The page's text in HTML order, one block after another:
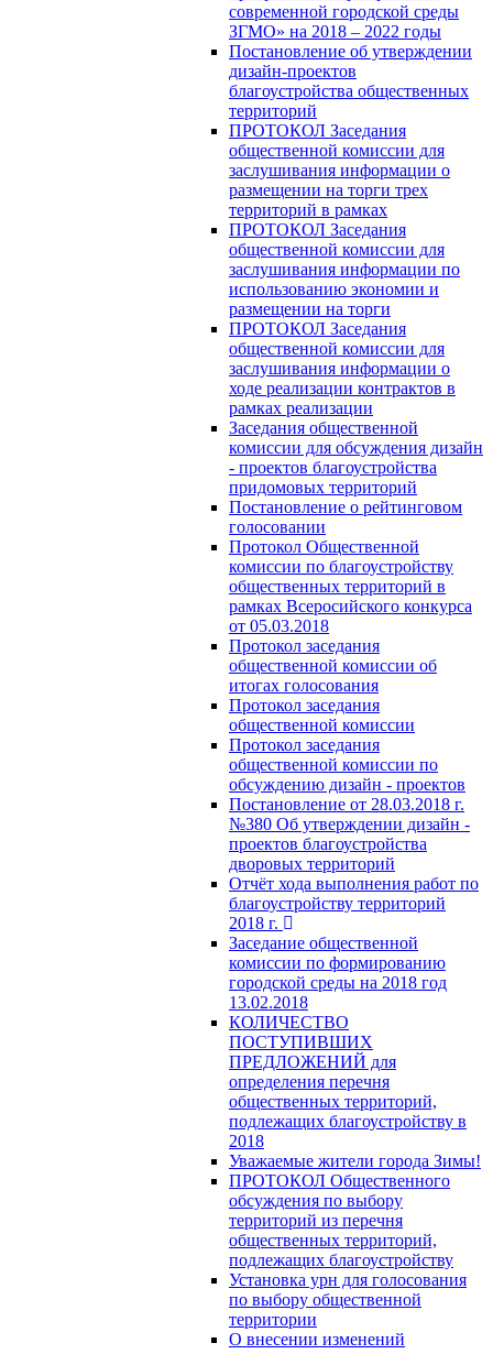
современной городской среды
ЗГМО» на 2018 – 2022 годы
Постановление об утверждении
дизайн-проектов
благоустройства общественных
территорий
ПРОТОКОЛ Заседания
общественной комиссии для
заслушивания информации о
размещении на торги трех
территорий в рамках
ПРОТОКОЛ Заседания
общественной комиссии для
заслушивания информации по
использованию экономии и
размещении на торги
ПРОТОКОЛ Заседания
общественной комиссии для
заслушивания информации о
ходе реализации контрактов в
рамках реализации
Заседания общественной
комиссии для обсуждения дизайн
- проектов благоустройства
придомовых территорий
Постановление о рейтинговом
голосовании
Протокол Общественной
комиссии по благоустройству
общественных территорий в
рамках Всеросийского конкурса
от 05.03.2018
Протокол заседания
общественной комиссии об
итогах голосования
Протокол заседания
общественной комиссии
Протокол заседания
общественной комиссии по
обсуждению дизайн - проектов
Постановление от 28.03.2018 г.
№380 Об утверждении дизайн -
проектов благоустройства
дворовых территорий
Отчёт хода выполнения работ по
благоустройству территорий
2018 г.
Заседание общественной
комиссии по формированию
городской среды на 2018 год
13.02.2018
КОЛИЧЕСТВО
ПОСТУПИВШИХ
ПРЕДЛОЖЕНИЙ для
определения перечня
общественных территорий,
подлежащих благоустройству в
2018
Уважаемые жители города Зимы!
ПРОТОКОЛ Общественного
обсуждения по выбору
территорий из перечня
общественных территорий,
подлежащих благоустройству
Установка урн для голосования
по выбору общественной
территории
О внесении изменений